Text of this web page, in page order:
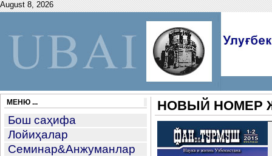
August 8, 2026
МЕНЮ ...
Бош саҳифа
Лойиҳалар
Семинар&Анжуманлар
НОВЫЙ НОМЕР